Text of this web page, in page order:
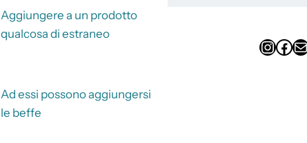
Aggiungere a un prodotto
qualcosa di estraneo
Ad essi possono aggiungersi
le beffe
InstagramFacebook Email